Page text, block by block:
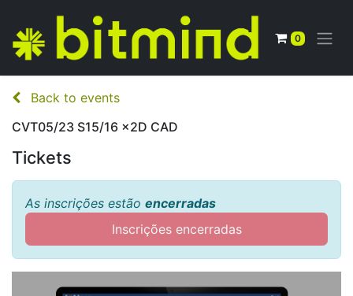
0
Back to events
CVT05/23 S15/16 x2D CAD
Tickets
As inscrições estão encerradas
Inscrições encerradas